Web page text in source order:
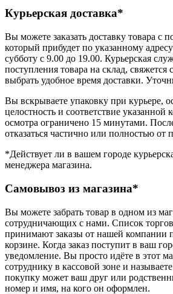
Курьерская доставка*
Вы можете заказать доставку товара с
который прибудет по указанному
субботу с 9.00 до 19.00. Курьерская
поступления товара на склад,
выбрать удобное время доставки.
Вы вскрываете упаковку при курьере,
целостность и соответствие
осмотра ограничено 15 минутами.
отказаться частично или полностью от
*Действует ли в вашем городе
менеджера магазина.
Самовывоз из магазина*
Вы можете забрать товар в одном из
сотрудничающих с нами. Список
принимают заказы от нашей компании
корзине. Когда заказ поступит в ваш
уведомление. Вы просто идёте в этот
сотруднику в кассовой зоне и
покупку может ваш друг или
номер и имя, на кого он оформлен.